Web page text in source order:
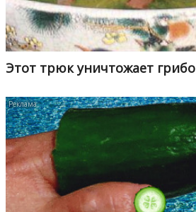
Этот трюк уничтожает